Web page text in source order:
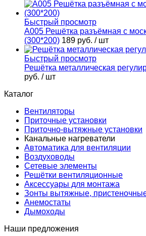
Быстрый просмотр
А005 Решётка разъёмная с
(300*200) 189 руб. / шт
Быстрый просмотр
Решётка металлическая
руб. / шт
Каталог
Вентиляторы
Приточные установки
Приточно-вытяжные установки
Канальные нагреватели
Автоматика для вентиляции
Воздуховоды
Сетевые элементы
Решётки вентиляционные
Аксессуары для монтажа
Зонты вытяжные,
Анемостаты
Дымоходы
Наши предложения